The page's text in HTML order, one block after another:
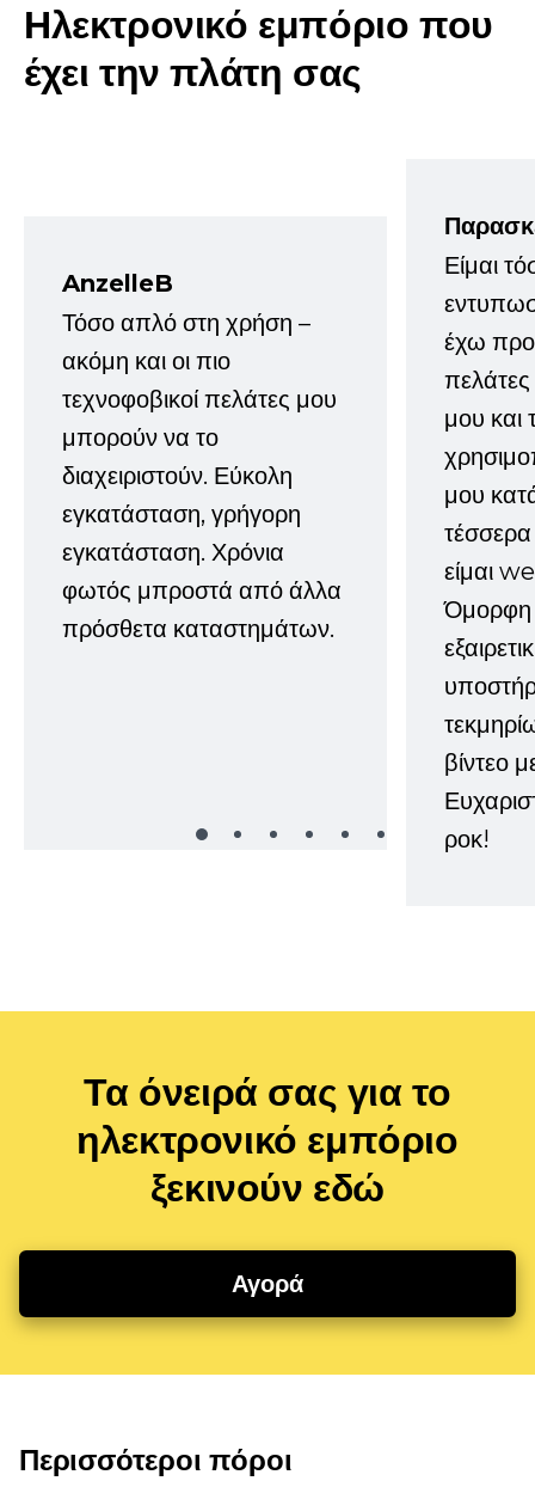
Ηλεκτρονικό εμπόριο που
έχει την πλάτη σας
AnzelleB
Τόσο απλό στη χρήση –
ακόμη και οι πιο
τεχνοφοβικοί πελάτες μου
μπορούν να το
διαχειριστούν. Εύκολη
εγκατάσταση, γρήγορη
εγκατάσταση. Χρόνια
φωτός μπροστά από άλλα
πρόσθετα καταστημάτων.
Είμαι
έχω
μου και
μου
είμαι
Όμορφη
βίντεο
ροκ!
Τα όνειρά σας για το
ηλεκτρονικό εμπόριο
ξεκινούν εδώ
Αγορά
Περισσότεροι πόροι